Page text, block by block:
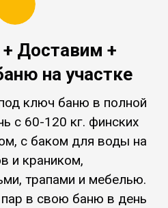
Доставим +
на участке
ключ баню в полной
c 60-120 кг. финских
с баком для воды на
и краником,
трапами и мебелью.
в свою баню в день